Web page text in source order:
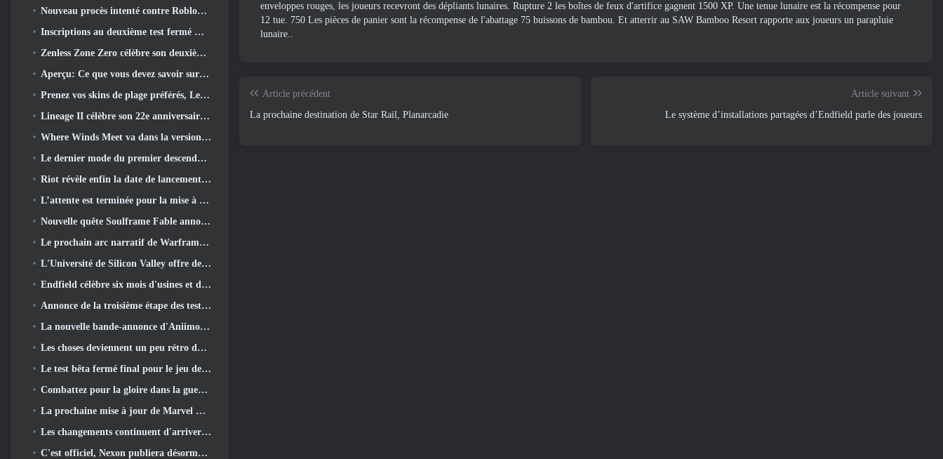
enveloppes rouges, les joueurs recevront des dépliants lunaires. Rupture 2 les boîtes de feux d'artifice gagnent 1500 XP. Une tenue lunaire est la récompense pour
12 tue. 750 Les pièces de panier sont la récompense de l'abattage 75 buissons de bambou. Et atterrir au SAW Bamboo Resort rapporte aux joueurs un parapluie
lunaire..
Article précédent
La prochaine destination de Star Rail, Planarcadie
Article suivant
Le système d’installations partagées d’Endfield parle des joueurs
Nouveau procès intenté contre Roblox dans l'Oregon pour un incident de toilettage d'enfants
Inscriptions au deuxième test fermé mondial de Global MapleStory Classic
Zenless Zone Zero célèbre son deuxième anniversaire en offrant aux joueurs le choix d'un agent gratuit de rang S
Aperçu: Ce que vous devez savoir sur le jeu de collection de créatures de HoYoverse, Honkai: Lien âme
Prenez vos skins de plage préférés, Les Jeux d'été sont de retour sur Overwatch
Lineage II célèbre son 22e anniversaire avec un album vinyle en édition collector
Where Winds Meet va dans la version "Eastern Steampunk" 2.0
Le dernier mode du premier descendant rassemble les batailles difficiles d'interception du vide et les profondeurs.
Riot révèle enfin la date de lancement du mode classique de League Of Legends
L’attente est terminée pour la mise à jour du logement des grands joueurs de RuneScape
Nouvelle quête Soulframe Fable annoncée
Le prochain arc narratif de Warframe emmène les joueurs vers une toute nouvelle carte des étoiles, Le système Tau
L'Université de Silicon Valley offre des bourses pour les jeux et certaines des exigences sont intéressantes
Endfield célèbre six mois d'usines et de tyroliennes lors de sa prochaine mise à jour
Annonce de la troisième étape des tests bêta fermés des batailles d'infanterie de War Thunder
La nouvelle bande-annonce d'Aniimo sort avec le lancement du dernier test bêta fermé
Les choses deviennent un peu rétro dans la saison des finales 11 Mise à jour
Le test bêta fermé final pour le jeu de tir F2P de Nexon Sudden Attack Zero Point a débuté aujourd'hui
Combattez pour la gloire dans la guerre des serveurs de Lineage II
La prochaine mise à jour de Marvel Rivals amène le combat contre les dieux
Les changements continuent d'arriver dans RuneScape. Cette fois, c'est le logement des joueurs
C'est officiel, Nexon publiera désormais Overwatch en Corée du Sud